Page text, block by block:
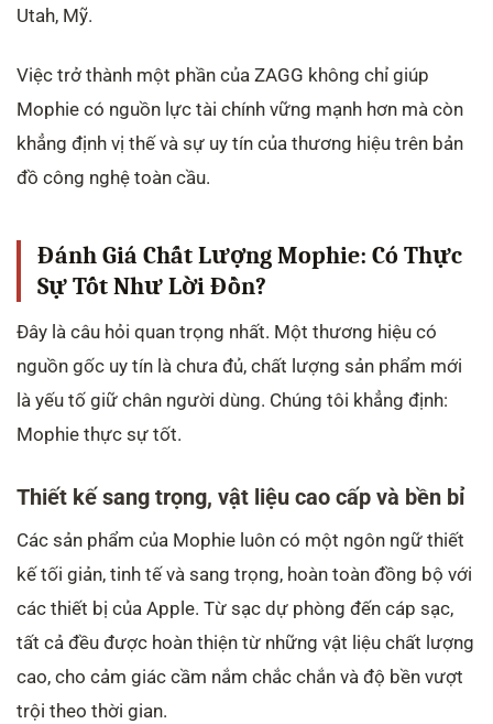
Utah, Mỹ.
Việc trở thành một phần của ZAGG không chỉ giúp
Mophie có nguồn lực tài chính vững mạnh hơn mà còn
khẳng định vị thế và sự uy tín của thương hiệu trên bản
đồ công nghệ toàn cầu.
Đánh Giá Chất Lượng Mophie: Có Thực
Sự Tốt Như Lời Đồn?
Đây là câu hỏi quan trọng nhất. Một thương hiệu có
nguồn gốc uy tín là chưa đủ, chất lượng sản phẩm mới
là yếu tố giữ chân người dùng. Chúng tôi khẳng định:
Mophie thực sự tốt.
Thiết kế sang trọng, vật liệu cao cấp và bền bỉ
Các sản phẩm của Mophie luôn có một ngôn ngữ thiết
kế tối giản, tinh tế và sang trọng, hoàn toàn đồng bộ với
các thiết bị của Apple. Từ sạc dự phòng đến cáp sạc,
tất cả đều được hoàn thiện từ những vật liệu chất lượng
cao, cho cảm giác cầm nắm chắc chắn và độ bền vượt
trội theo thời gian.